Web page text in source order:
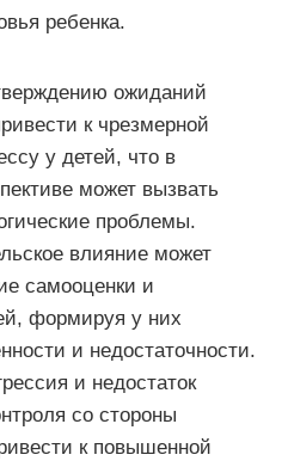
ребенка.
ожиданий
к чрезмерной
у детей, что в
может вызвать
проблемы.
влияние может
самооценки и
формируя у них
и недостаточности.
и недостаток
со стороны
к повышенной